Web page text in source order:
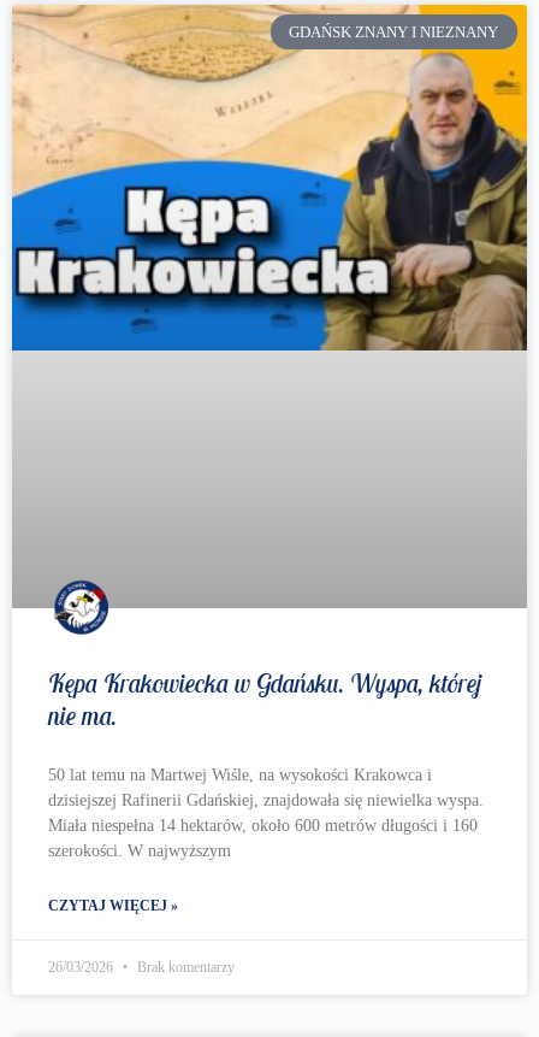
GDAŃSK ZNANY I NIEZNANY
Kępa Krakowiecka w Gdańsku. Wyspa, której
nie ma.
50 lat temu na Martwej Wiśle, na wysokości Krakowca i
dzisiejszej Rafinerii Gdańskiej, znajdowała się niewielka wyspa.
Miała niespełna 14 hektarów, około 600 metrów długości i 160
szerokości. W najwyższym
CZYTAJ WIĘCEJ »
26/03/2026 Brak komentarzy